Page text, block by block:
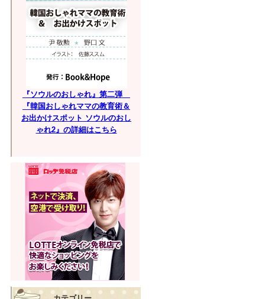
『ソウルのおしゃれ』第二弾
『韓国おしゃれママの教育術＆
お出かけスポット ソウルのおし
ゃれ2』の詳細はこちら